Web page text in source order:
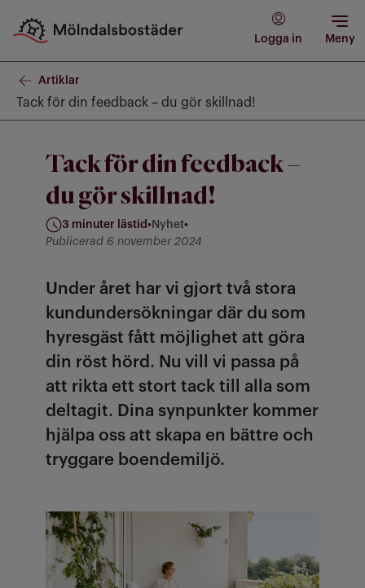
Logga in Meny
Artiklar
Tack för din feedback – du gör skillnad!
Tack för din feedback –
du gör skillnad!
3 minuter lästid • Nyhet•
Kategori: Nyhet
Publicerad 6 november 2024
Under året har vi gjort två stora
kundundersökningar där du som
hyresgäst fått möjlighet att göra
din röst hörd. Nu vill vi passa på
att rikta ett stort tack till alla som
deltagit. Dina synpunkter kommer
hjälpa oss att skapa en bättre och
tryggare boendemiljö.